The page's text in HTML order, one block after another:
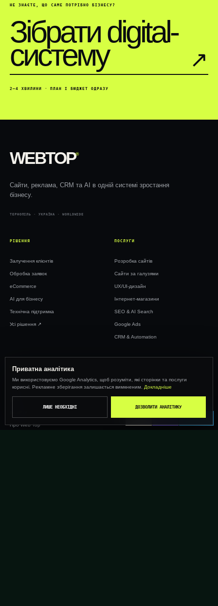
НЕ ЗНАЄТЕ, ЩО САМЕ ПОТРІБНО БІЗНЕСУ?
Зібрати digital-
систему ↗︎
2–4 ХВИЛИНИ · ПЛАН І БЮДЖЕТ ОДРАЗУ
WEBTOP®
Сайти, реклама, CRM та AI в одній системі зростання
бізнесу.
ТЕРНОПІЛЬ · УКРАЇНА · WORLDWIDE
РІШЕННЯ
Залучення клієнтів
Обробка заявок
eCommerce
AI для бізнесу
Технічна підтримка
Усі рішення ↗︎
ПОСЛУГИ
Розробка сайтів
Сайти за галузями
UX/UI-дизайн
Інтернет-магазини
SEO & AI Search
Google Ads
CRM & Automation
WEBTOP
Кейси
Про Web Top
CALL VIBER TELEGRAM
Приватна аналітика
Ми використовуємо Google Analytics, щоб розуміти, які сторінки та послуги
корисні. Рекламне зберігання залишається вимкненим. Докладніше
ЛИШЕ НЕОБХІДНІ ДОЗВОЛИТИ АНАЛІТИКУ